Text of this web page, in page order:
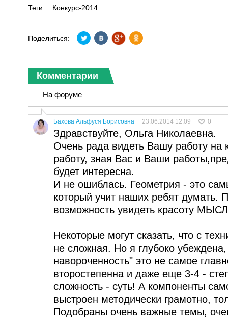
Теги:
Конкурс-2014
Поделиться:
Комментарии
На форуме
Бахова Альфуся Борисовна 23.06.2014 12:09 0
Здравствуйте, Ольга Николаевна.
Очень рада видеть Вашу работу на
работу, зная Вас и Ваши
будет интересна.
И не ошиблась. Геометрия - это
который учит наших ребят думать.
возможность увидеть красоту
Некоторые могут сказать, что с
не сложная. Но я глубоко
навороченность" это не самое
второстепенна и даже еще 3-4 -
сложность - суть! А компоненты
выстроен методически грамотно,
Подобраны очень важные темы,